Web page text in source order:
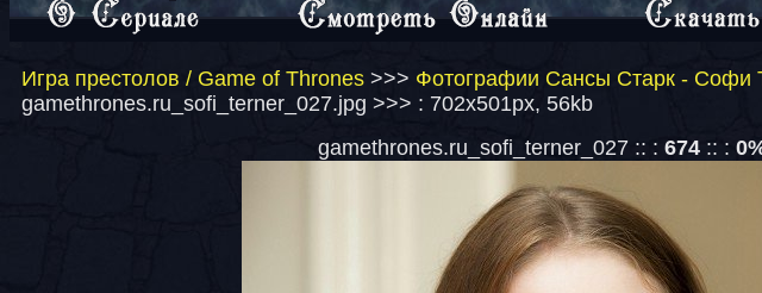
Игра престолов / Game of Thrones >>> Фотографии Сансы Старк - Софи
gamethrones.ru_sofi_terner_027.jpg >>> : 702x501px, 56kb
gamethrones.ru_sofi_terner_027 :: : 674 :: :